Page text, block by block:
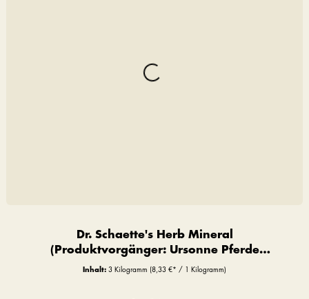
Dr. Schaette's Herb Mineral
(Produktvorgänger: Ursonne Pferde
Premium)
Inhalt: 3 Kilogramm (8,33 €* / 1 Kilogramm)